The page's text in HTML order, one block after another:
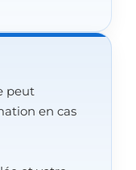
peut
en cas